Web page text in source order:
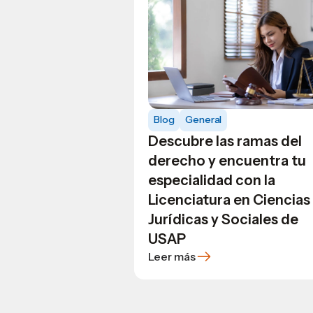
Blog General
Descubre las ramas del
derecho y encuentra tu
especialidad con la
Licenciatura en Ciencias
Jurídicas y Sociales de
USAP
Leer más